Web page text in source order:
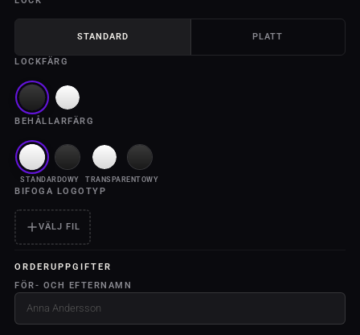
STANDARD PLATT
LOCKFÄRG
BEHÅLLARFÄRG
STANDARDOWY TRANSPARENTOWY
BIFOGA LOGOTYP
VÄLJ FIL
ORDERUPPGIFTER
FÖR- OCH EFTERNAMN